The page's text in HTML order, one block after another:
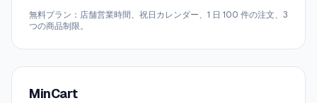
無料プラン：店舗営業時間、祝日カレンダー、1 日 100 件の注文、3
つの商品制限。
MinCart